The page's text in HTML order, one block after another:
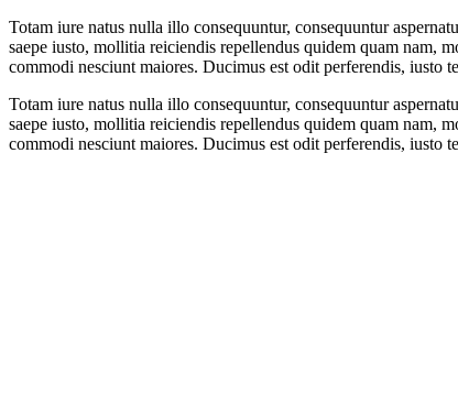
Totam iure natus nulla illo consequuntur, consequuntur
saepe iusto, mollitia reiciendis repellendus quidem quam nam,
commodi nesciunt maiores. Ducimus est odit perferendis, iusto
Totam iure natus nulla illo consequuntur, consequuntur
saepe iusto, mollitia reiciendis repellendus quidem quam nam,
commodi nesciunt maiores. Ducimus est odit perferendis, iusto